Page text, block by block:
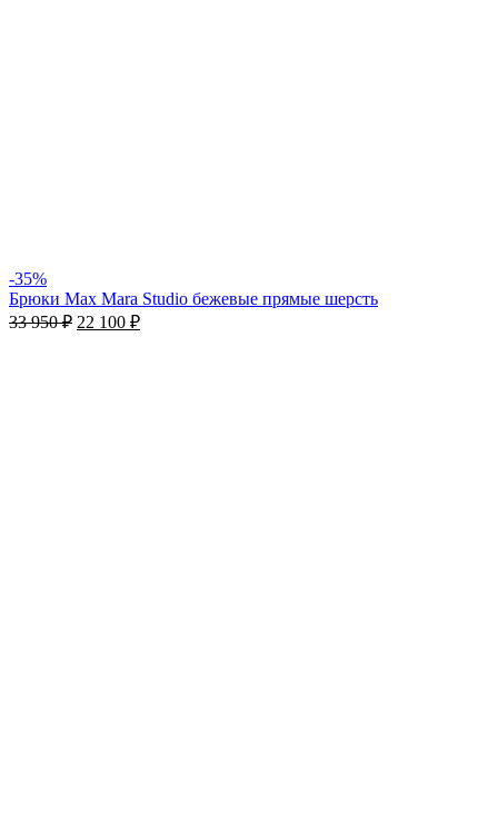
-35%
Брюки Max Mara Studio бежевые прямые шерсть
33 950₽ 22 100 ₽